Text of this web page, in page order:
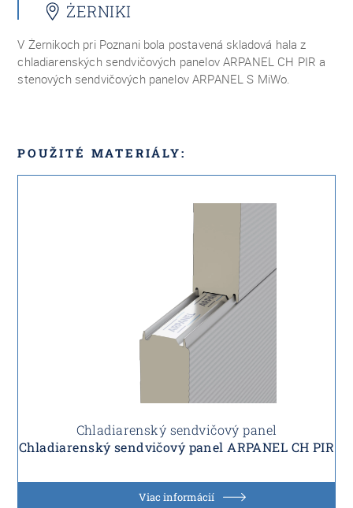
ŻERNIKI
V Żernikoch pri Poznani bola postavená skladová hala z
chladiarenských sendvičových panelov ARPANEL CH PIR a
stenových sendvičových panelov ARPANEL S MiWo.
POUŽITÉ MATERIÁLY:
Chladiarenský sendvičový panel
Chladiarenský sendvičový panel ARPANEL CH PIR
Viac informácií